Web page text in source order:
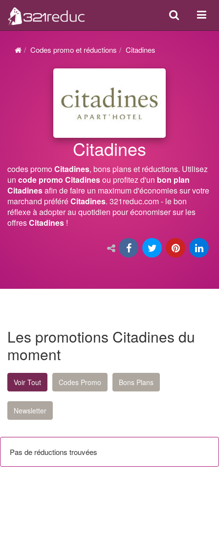
ou
Search
Codes promo et réductions Citadines
Citadines
codes promoCitadines, bons plans et réductions. Utilisez
un code promo Citadinesou profitez d'un bon plan
Citadinesafin de faire un maximum d'économies sur votre
marchand préféréCitadines. 321reduc.com - le bon
réflexe à adopter au quotidien pour économiser sur les
offresCitadines !
Les promotions Citadines du
moment
Voir Tout Codes Promo Bons Plans
Newsletter
Pas de réductions trouvées